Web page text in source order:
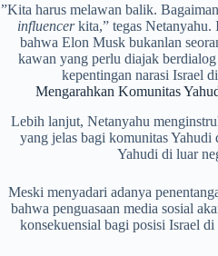
​”Kita harus melawan balik.
influencerkita,” tegas Netanyahu.
bahwa Elon Musk bukanlan
kawan yang perlu diajak
kepentingan narasi Israel
​Mengarahkan Komunitas
​Lebih lanjut, Netanyahu
yang jelas bagi komunitas Yahudi
Yahudi di luar
Meski menyadari adanya
bahwa penguasaan media sosial
konsekuensial bagi posisi Israel